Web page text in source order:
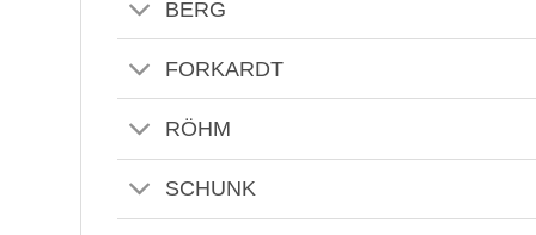
BERG
FORKARDT
RÖHM
SCHUNK